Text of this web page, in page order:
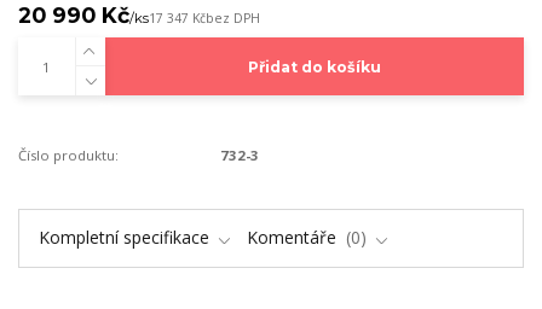
20 990 Kč/ks17 347 Kčbez DPH
Přidat do košíku
Číslo produktu: 732-3
Kompletní specifikace Komentáře 0